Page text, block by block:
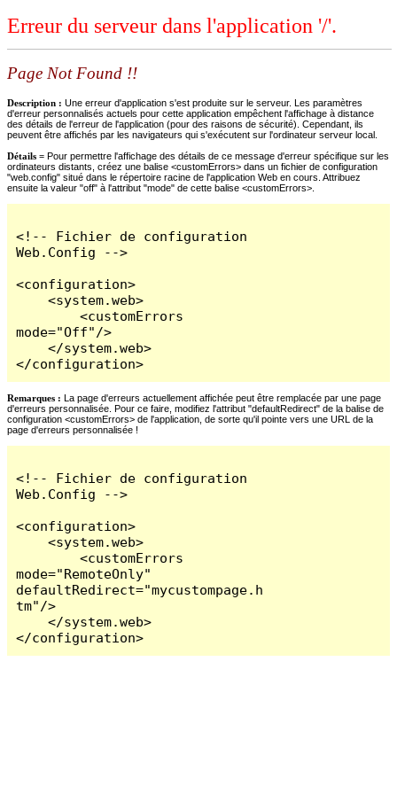
Erreur du serveur dans l'application '/'.
Page Not Found !!
Description : Une erreur d'application s'est produite sur le serveur. Les paramètres
d'erreur personnalisés actuels pour cette application empêchent l'affichage à distance
des détails de l'erreur de l'application (pour des raisons de sécurité). Cependant, ils
peuvent être affichés par les navigateurs qui s'exécutent sur l'ordinateur serveur local.
Détails = Pour permettre l'affichage des détails de ce message d'erreur spécifique sur les
ordinateurs distants, créez une balise <customErrors> dans un fichier de configuration
"web.config" situé dans le répertoire racine de l'application Web en cours. Attribuez
ensuite la valeur "off" à l'attribut "mode" de cette balise <customErrors>.
<!-- Fichier de configuration
Web.Config -->
<configuration>
    <system.web>
        <customErrors
mode="Off"/>
    </system.web>
</configuration>
Remarques : La page d'erreurs actuellement affichée peut être remplacée par une page
d'erreurs personnalisée. Pour ce faire, modifiez l'attribut "defaultRedirect" de la balise de
configuration <customErrors> de l'application, de sorte qu'il pointe vers une URL de la
page d'erreurs personnalisée !
<!-- Fichier de configuration
Web.Config -->
<configuration>
    <system.web>
        <customErrors
mode="RemoteOnly"
defaultRedirect="mycustompage.h
tm"/>
    </system.web>
</configuration>